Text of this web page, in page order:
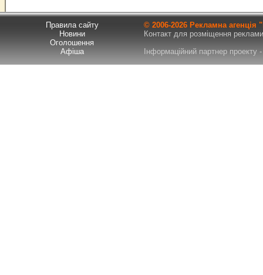
Правила сайту
Новини
Оголошення
Афіша
© 2006-2026 Рекламна
Контакт для розміщення
Інформаційний партнер проекту